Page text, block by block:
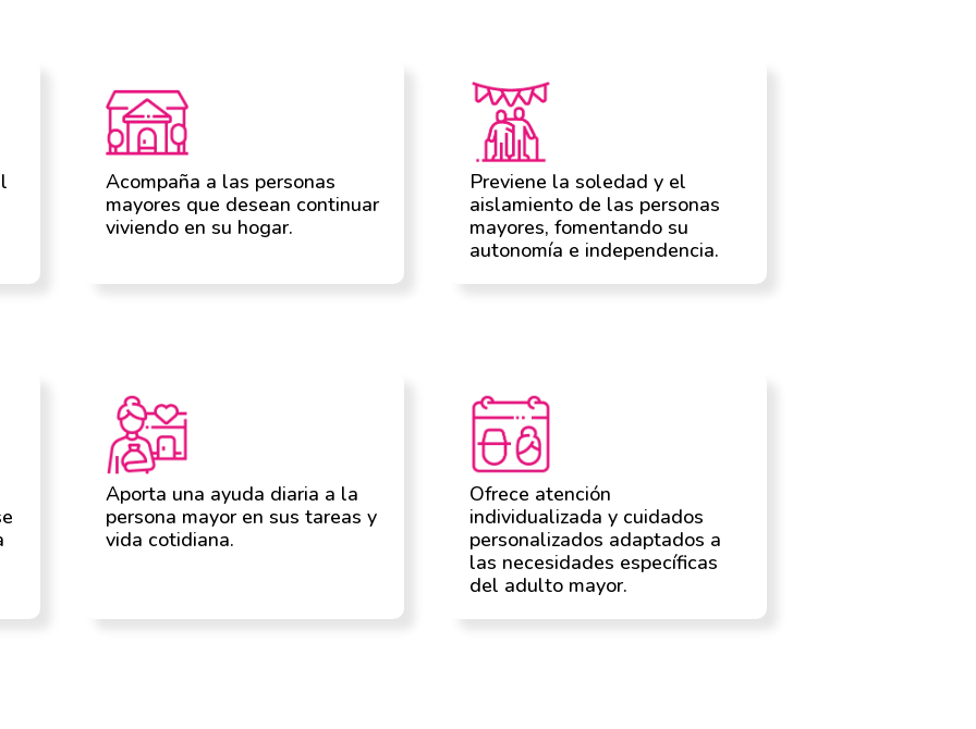
Acompaña a las personas
mayores que desean continuar
viviendo en su hogar.
Previene la soledad y el
aislamiento de las personas
mayores, fomentando su
autonomía e independencia.
Aporta una ayuda diaria a la
persona mayor en sus tareas y
vida cotidiana.
Ofrece atención
individualizada y cuidados
personalizados adaptados a
las necesidades específicas
del adulto mayor.